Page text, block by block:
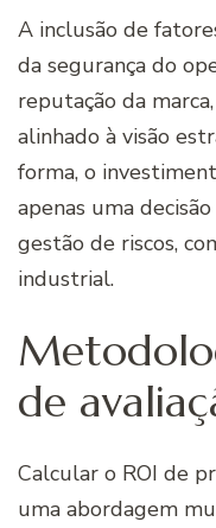
A inclusão de
da segurança do
reputação da
alinhado à visão
forma, o
apenas uma
gestão de riscos,
industrial.
de
Calcular o ROI de
uma abordagem